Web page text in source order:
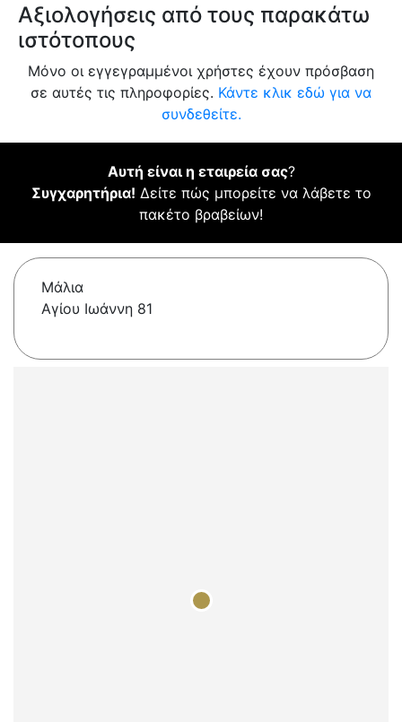
Αξιολογήσεις από τους παρακάτω
ιστότοπους
Μόνο οι εγγεγραμμένοι χρήστες έχουν πρόσβαση
σε αυτές τις πληροφορίες. Κάντε κλικ εδώ για να
συνδεθείτε.
Αυτή είναι η εταιρεία σας?
Συγχαρητήρια! Δείτε πώς μπορείτε να λάβετε το
πακέτο βραβείων!
Μάλια
Αγίου Ιωάννη 81